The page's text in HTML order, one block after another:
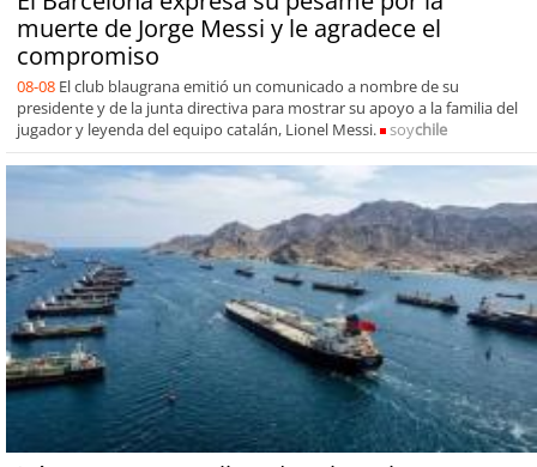
muerte de Jorge Messi y le agradece el
compromiso
08-08 El club blaugrana emitió un comunicado a nombre de su
presidente y de la junta directiva para mostrar su apoyo a la familia del
jugador y leyenda del equipo catalán, Lionel Messi.
soychile